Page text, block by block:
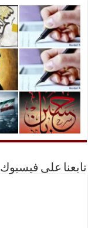
تابعنا على فيسبوك